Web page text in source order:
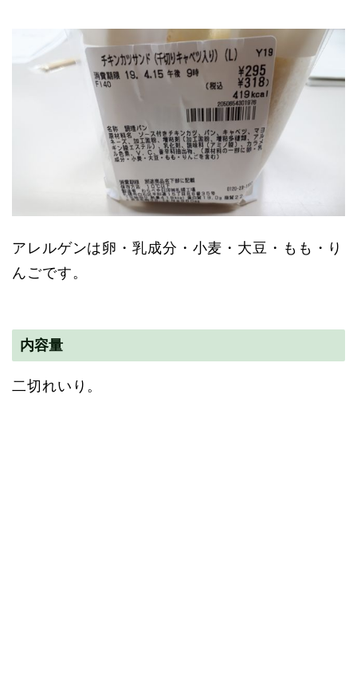
アレルゲンは卵・乳成分・小麦・大豆・もも・り
んごです。
内容量
二切れいり。